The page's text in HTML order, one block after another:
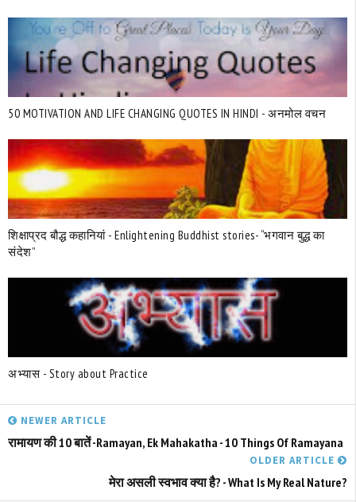
50 MOTIVATION AND LIFE CHANGING QUOTES IN HINDI - अनमोल वचन
शिक्षाप्रद बौद्ध कहानियां - Enlightening Buddhist stories- “भगवान बुद्ध का
संदेश”
अभ्यास - Story about Practice
NEWER ARTICLE
रामायण की 10 बातें -Ramayan, Ek Mahakatha - 10 Things Of Ramayana
OLDER ARTICLE
मेरा असली स्वभाव क्या है? - What Is My Real Nature?